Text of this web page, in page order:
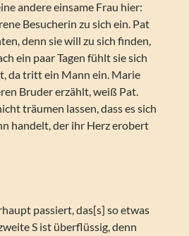
andere einsame Frau hier:
Besucherin zu sich ein. Pat
denn sie will zu sich finden,
ein paar Tagen fühlt sie sich
da tritt ein Mann ein. Marie
Bruder erzählt, weiß Pat.
träumen lassen, dass es sich
handelt, der ihr Herz erobert
passiert, das[s] so etwas
S ist überflüssig, denn